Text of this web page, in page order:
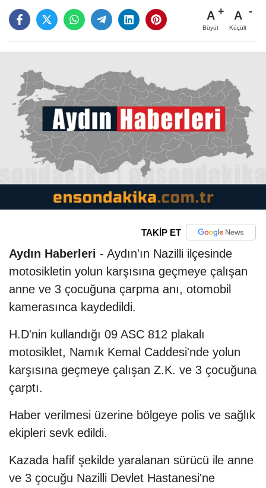
A
Büyüt
A
Küçült
TAKİP ET
Aydın Haberleri - Aydın'ın Nazilli ilçesinde
motosikletin yolun karşısına geçmeye çalışan
anne ve 3 çocuğuna çarpma anı, otomobil
kamerasınca kaydedildi.
H.D'nin kullandığı 09 ASC 812 plakalı
motosiklet, Namık Kemal Caddesi'nde yolun
karşısına geçmeye çalışan Z.K. ve 3 çocuğuna
çarptı.
Haber verilmesi üzerine bölgeye polis ve sağlık
ekipleri sevk edildi.
Kazada hafif şekilde yaralanan sürücü ile anne
ve 3 çocuğu Nazilli Devlet Hastanesi'ne